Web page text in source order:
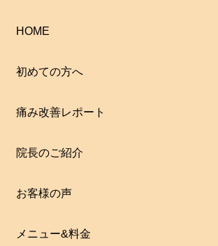
HOME
初めての方へ
痛み改善レポート
院長のご紹介
お客様の声
メニュー&料金